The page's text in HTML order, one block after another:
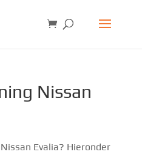
Nissan
Evalia? Hieronder